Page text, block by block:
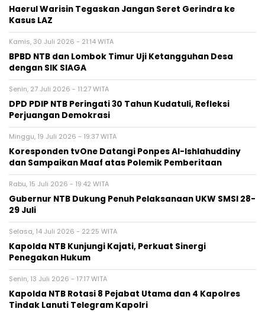
Haerul Warisin Tegaskan Jangan Seret Gerindra ke
Kasus LAZ
Kamis, 30 Juli 2026 - 21:14 WITA
BPBD NTB dan Lombok Timur Uji Ketangguhan Desa
dengan SIK SIAGA
Senin, 27 Juli 2026 - 11:27 WITA
DPD PDIP NTB Peringati 30 Tahun Kudatuli, Refleksi
Perjuangan Demokrasi
Minggu, 19 Juli 2026 - 19:37 WITA
Koresponden tvOne Datangi Ponpes Al-Ishlahuddiny
dan Sampaikan Maaf atas Polemik Pemberitaan
Rabu, 15 Juli 2026 - 19:42 WITA
Gubernur NTB Dukung Penuh Pelaksanaan UKW SMSI 28-
29 Juli
Selasa, 14 Juli 2026 - 22:25 WITA
Kapolda NTB Kunjungi Kajati, Perkuat Sinergi
Penegakan Hukum
Senin, 13 Juli 2026 - 17:17 WITA
Kapolda NTB Rotasi 8 Pejabat Utama dan 4 Kapolres
Tindak Lanuti Telegram Kapolri